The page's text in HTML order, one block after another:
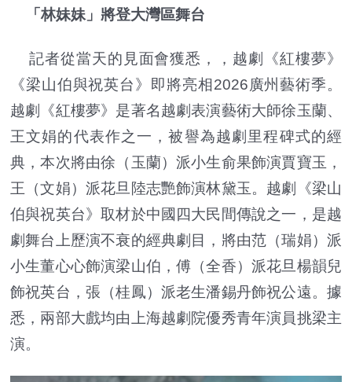
「林妹妹」將登大灣區舞台
記者從當天的見面會獲悉，，越劇《紅樓夢》
《梁山伯與祝英台》即將亮相2026廣州藝術季。
越劇《紅樓夢》是著名越劇表演藝術大師徐玉蘭、
王文娟的代表作之一，被譽為越劇里程碑式的經
典，本次將由徐（玉蘭）派小生俞果飾演賈寶玉，
王（文娟）派花旦陸志艷飾演林黛玉。越劇《梁山
伯與祝英台》取材於中國四大民間傳說之一，是越
劇舞台上歷演不衰的經典劇目，將由范（瑞娟）派
小生董心心飾演梁山伯，傅（全香）派花旦楊韻兒
飾祝英台，張（桂鳳）派老生潘錫丹飾祝公遠。據
悉，兩部大戲均由上海越劇院優秀青年演員挑梁主
演。